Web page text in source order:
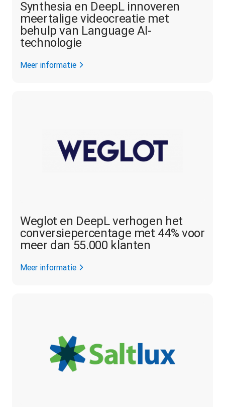
Synthesia en DeepL innoveren
meertalige videocreatie met
behulp van Language AI-
technologie
Meer informatie
Weglot en DeepL verhogen het
conversiepercentage met 44% voor
meer dan 55.000 klanten
Meer informatie